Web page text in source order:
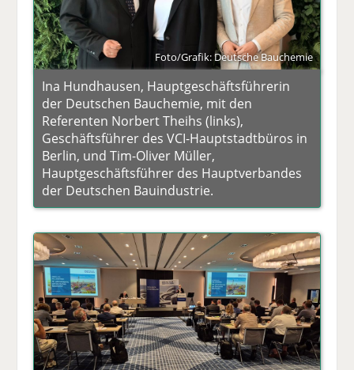
Foto/Grafik: Deutsche Bauchemie
Ina Hundhausen, Hauptgeschäftsführerin
der Deutschen Bauchemie, mit den
Referenten Norbert Theihs (links),
Geschäftsführer des VCI-Hauptstadtbüros in
Berlin, und Tim-Oliver Müller,
Hauptgeschäftsführer des Hauptverbandes
der Deutschen Bauindustrie.